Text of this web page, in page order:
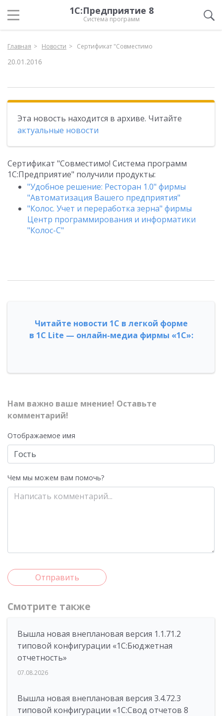
1С:Предприятие 8
Система программ
Главная Новости Сертификат "Совместимо
20.01.2016
Эта новость находится в архиве. Читайте
актуальные новости
Сертификат "Совместимо! Система программ
1С:Предприятие" получили продукты:
"Удобное решение: Ресторан 1.0" фирмы
"Автоматизация Вашего предприятия"
"Колос. Учет и переработка зерна" фирмы
Центр программирования и информатики
"Колос-С"
Читайте новости 1С в легкой форме
в 1С Lite — онлайн-медиа фирмы «1С»:
Нам важно ваше мнение! Оставьте
комментарий!
Отображаемое имя
Чем мы можем вам помочь?
Отправить
Смотрите также
Вышла новая внеплановая версия 1.1.71.2
типовой конфигурации «1C:Бюджетная
отчетность»
07.08.2026
Вышла новая внеплановая версия 3.4.72.3
типовой конфигурации «1C:Свод отчетов 8